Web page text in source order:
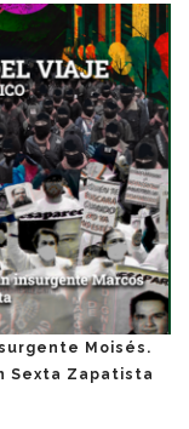
Moisés.
Sexta Zapatista